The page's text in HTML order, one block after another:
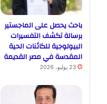
باحث يحصل على الماجستير
برسالة تكشف التفسيرات
البيولوجية للكائنات الحية
المقدسة في مصر القديمة
23 يوليو، 2026